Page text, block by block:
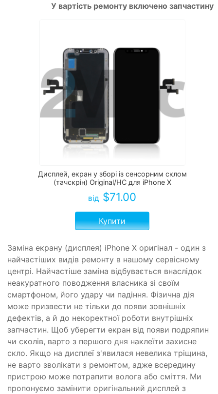
У вартість ремонту включено запчастину
Дисплей, екран у зборі із сенсорним склом
(тачскрін) Original/HC для iPhone X
від $71.00
Купити
Заміна екрану (дисплея) iPhone X оригінал - один з
найчастіших видів ремонту в нашому сервісному
центрі. Найчастіше заміна відбувається внаслідок
неакуратного поводження власника зі своїм
смартфоном, його удару чи падіння. Фізична дія
може призвести не тільки до появи зовнішніх
дефектів, а й до некоректної роботи внутрішніх
запчастин. Щоб уберегти екран від появи подряпин
чи сколів, варто з першого дня наклеїти захисне
скло. Якщо на дисплеї з'явилася невелика тріщина,
не варто зволікати з ремонтом, адже всередину
пристрою може потрапити волога або сміття. Ми
пропонуємо замінити оригінальний дисплей з